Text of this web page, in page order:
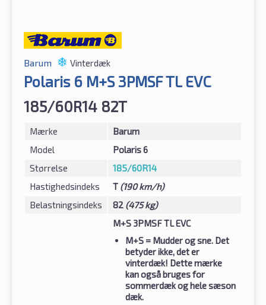
Barum Vinterdæk
Polaris 6 M+S 3PMSF TL EVC
185/60R14 82T
Mærke
Barum
Model
Polaris 6
Størrelse
185/60R14
Hastighedsindeks
T (190 km/h)
Belastningsindeks
82 (475 kg)
M+S 3PMSF TL EVC
M+S = Mudder og sne. Det
betyder ikke, det er
vinterdæk! Dette mærke
kan også bruges for
sommerdæk og hele sæson
dæk.